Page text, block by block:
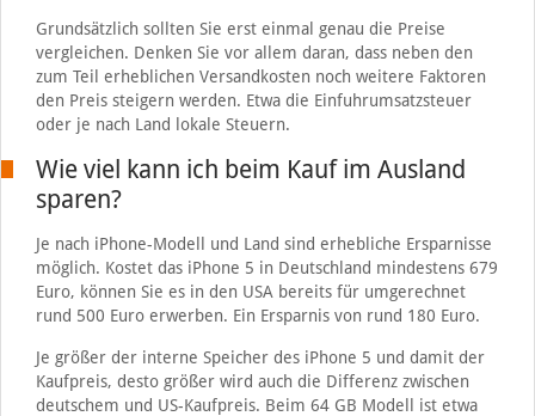
Grundsätzlich sollten Sie erst einmal genau die Preise
vergleichen. Denken Sie vor allem daran, dass neben den
zum Teil erheblichen Versandkosten noch weitere Faktoren
den Preis steigern werden. Etwa die Einfuhrumsatzsteuer
oder je nach Land lokale Steuern.
Wie viel kann ich beim Kauf im Ausland
sparen?
Je nach iPhone-Modell und Land sind erhebliche Ersparnisse
möglich. Kostet das iPhone 5 in Deutschland mindestens 679
Euro, können Sie es in den USA bereits für umgerechnet
rund 500 Euro erwerben. Ein Ersparnis von rund 180 Euro.
Je größer der interne Speicher des iPhone 5 und damit der
Kaufpreis, desto größer wird auch die Differenz zwischen
deutschem und US-Kaufpreis. Beim 64 GB Modell ist etwa